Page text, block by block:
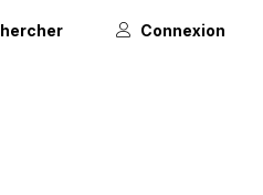
Connexion